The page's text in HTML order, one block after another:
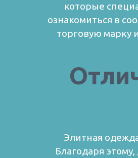
которые
ознакомиться в
торговую марку
Элитная
Благодаря